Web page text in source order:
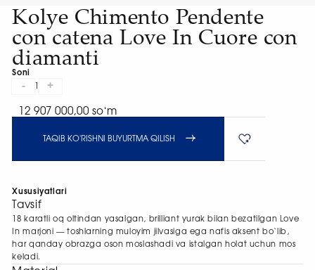
Kolye Chimento Pendente
con catena Love In Cuore con
diamanti
Soni
- +
12 907 000,00 soʻm
TAQIB KO'RISHNI BUYURTMA QILISH
Xususiyatlari
Tavsif
18 karatli oq oltindan yasalgan, brilliant yurak bilan bezatilgan Love
In marjoni — toshlarning muloyim jilvasiga ega nafis aksent bo‘lib,
har qanday obrazga oson moslashadi va istalgan holat uchun mos
keladi.